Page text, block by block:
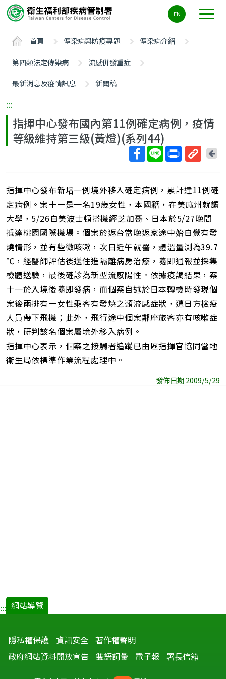
要
ALT+C
EN
首頁 傳染病與防疫專題
傳染病介紹
第四類法定傳染病
流感併發重症
最新消息及疫情訊息
新聞稿
:::
指揮中心發布國內第11例確定病例，疫情
等級維持第三級(黃燈)(系列44)
短
網
址
回
頁
指揮中心發布新增一例境外移入確定病例，累計達11例確
定病例。案十一是一名19歲女性，本國籍，在美麻州就讀
大學，5/26自美波士頓搭機經芝加哥、日本於5/27晚間
抵達桃園國際機場。個案於返台當晚返家途中始自覺有發
燒情形，並有些微咳嗽，次日近午就醫，體溫量測為39.7
℃，經醫師評估後送住進隔離病房治療，隨即通報並採集
檢體送驗，最後確診為新型流感陽性。依據疫調結果，案
十一於入境後隨即發病，而個案自述於日本轉機時發現個
案後兩排有一女性乘客有發燒之類流感症狀，遭日方檢疫
人員帶下飛機；此外，飛行途中個案鄰座旅客亦有咳嗽症
狀，研判該名個案屬境外移入病例。
指揮中心表示，個案之接觸者追蹤已由區指揮官協同當地
衛生局依標準作業流程處理中。
發佈日期 2009/5/29
::: 網站導覽
隱私權保護 資訊安全 著作權聲明
政府網站資料開放宣告
雙語詞彙 電子報 署長信箱